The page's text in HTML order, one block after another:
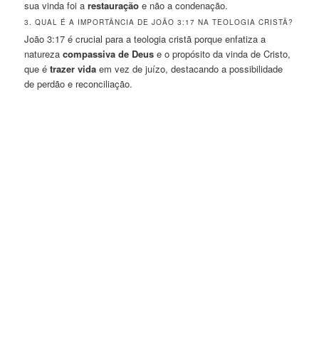
sua vinda foi arestauração e não a condenação.
3. QUAL É A IMPORTÂNCIA DE JOÃO 3:17 NA TEOLOGIA CRISTÃ?
João 3:17 é crucial para a teologia cristã porque enfatiza a
naturezacompassiva de Deus e o propósito da vinda de Cristo,
que étrazer vida em vez de juízo, destacando a possibilidade
de perdão e reconciliação.